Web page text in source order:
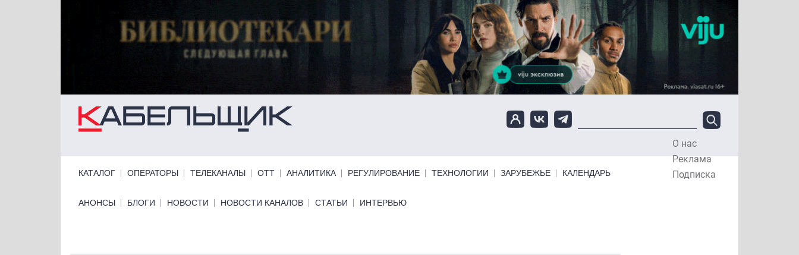
О нас
Реклама
Подписка
КАТАЛОГ ОПЕРАТОРЫ ТЕЛЕКАНАЛЫ ОТТ АНАЛИТИКА РЕГУЛИРОВАНИЕ ТЕХНОЛОГИИ ЗАРУБЕЖЬЕ КАЛЕНДАРЬ
Primary links bottom
АНОНСЫ БЛОГИ НОВОСТИ НОВОСТИ КАНАЛОВ СТАТЬИ ИНТЕРВЬЮ